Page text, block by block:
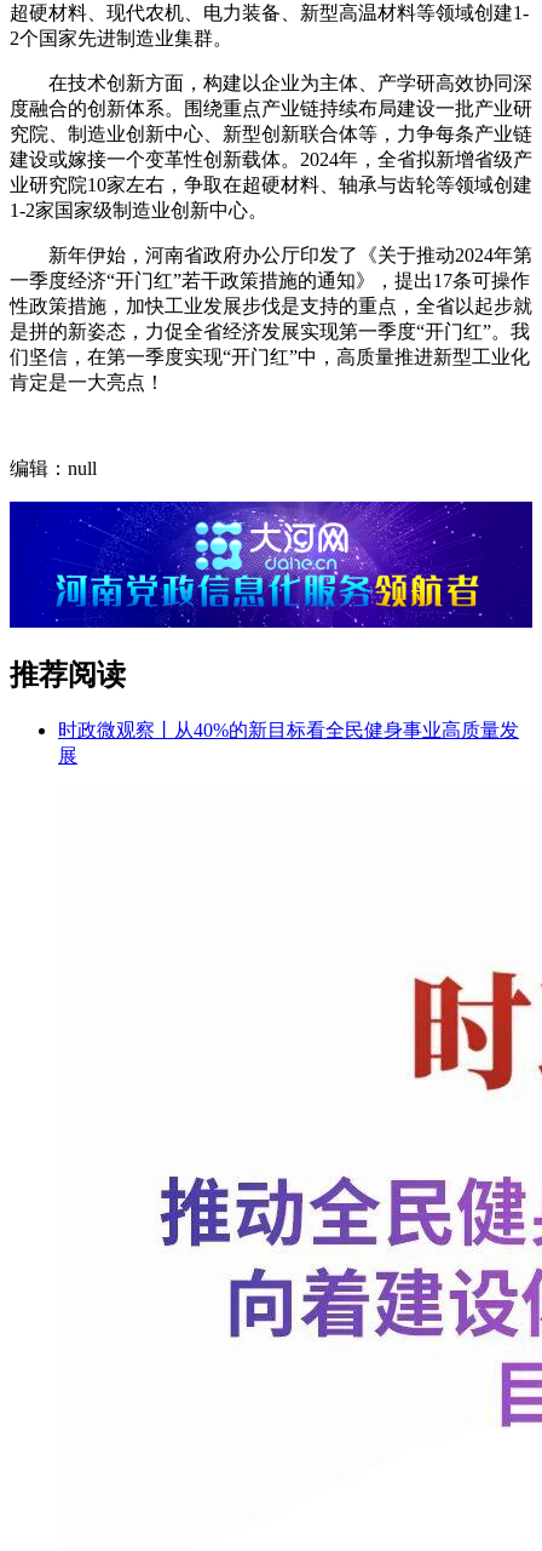
超硬材料、现代农机、电力装备、新型高温材料等领域创建1-
2个国家先进制造业集群。
在技术创新方面，构建以企业为主体、产学研高效协同深
度融合的创新体系。围绕重点产业链持续布局建设一批产业研
究院、制造业创新中心、新型创新联合体等，力争每条产业链
建设或嫁接一个变革性创新载体。2024年，全省拟新增省级产
业研究院10家左右，争取在超硬材料、轴承与齿轮等领域创建
1-2家国家级制造业创新中心。
新年伊始，河南省政府办公厅印发了《关于推动2024年第
一季度经济“开门红”若干政策措施的通知》，提出17条可操作
性政策措施，加快工业发展步伐是支持的重点，全省以起步就
是拼的新姿态，力促全省经济发展实现第一季度“开门红”。我
们坚信，在第一季度实现“开门红”中，高质量推进新型工业化
肯定是一大亮点！
编辑：null
推荐阅读
时政微观察丨从40%的新目标看全民健身事业高质量发
展